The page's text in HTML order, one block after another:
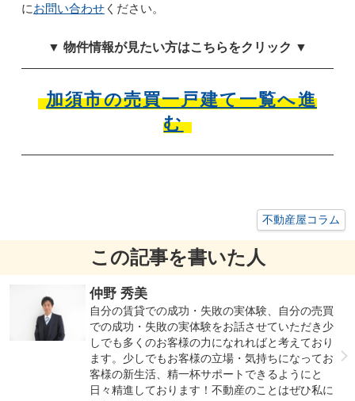
にお問い合わせください。
▼ 物件情報が見たい方はこちらをクリック ▼
加須市の売買一戸建て一覧へ進
む
不動産屋コラム
この記事を書いた人
仲野 秀美
自分の賃貸での成功・失敗の実体験、自分の売買
での成功・失敗の実体験をお話させていただき少
しでも多くのお客様の力になれればと考えており
ます。少しでもお客様の立場・気持ちになってお
客様の新生活、精一杯サポートできるようにと
日々精進しております！不動産のことはぜひ私に